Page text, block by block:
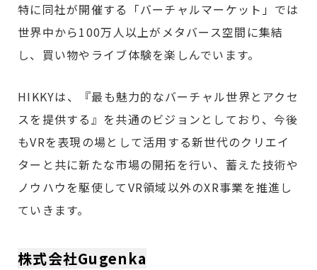
特に同社が開催する「バーチャルマーケット」では
世界中から100万人以上がメタバース空間に集結
し、買い物やライブ体験を楽しんでいます。
HIKKYは、『最も魅力的なバーチャル世界とアクセ
スを提供する』を共通のビジョンとしており、今後
もVRを表現の場として活用する新世代のクリエイ
ターと共に新たな市場の開拓を行い、蓄えた技術や
ノウハウを駆使してVR領域以外のXR事業を推進し
ていきます。
株式会社Gugenka